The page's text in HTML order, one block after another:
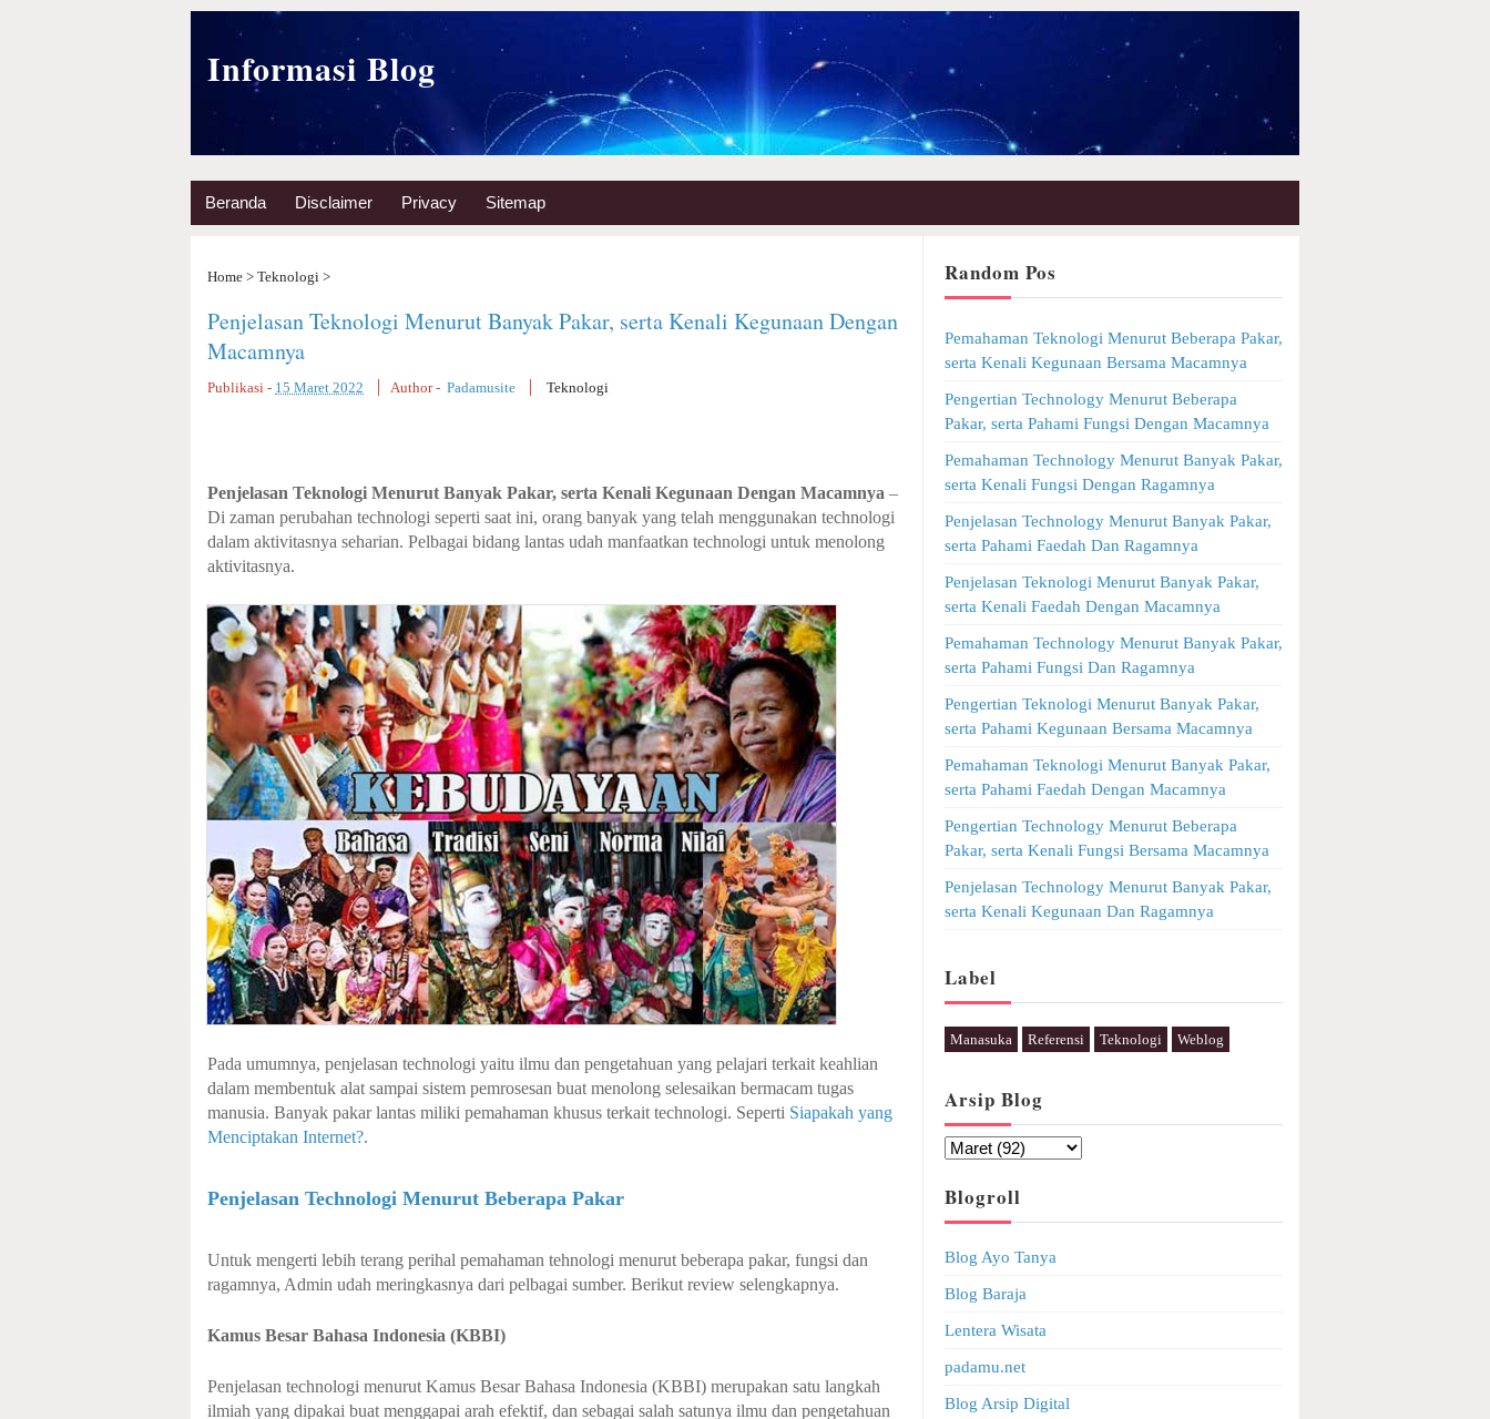
Informasi Blog
Beranda Disclaimer Privacy Sitemap
Home > Teknologi >
Penjelasan Teknologi Menurut Banyak Pakar, serta Kenali Kegunaan Dengan
Macamnya
Publikasi - 15 Maret 2022 Author - Padamusite Teknologi
Penjelasan Teknologi Menurut Banyak Pakar, serta Kenali Kegunaan Dengan Macamnya –
Di zaman perubahan technologi seperti saat ini, orang banyak yang telah menggunakan technologi
dalam aktivitasnya seharian. Pelbagai bidang lantas udah manfaatkan technologi untuk menolong
aktivitasnya.
Pada umumnya, penjelasan technologi yaitu ilmu dan pengetahuan yang pelajari terkait keahlian
dalam membentuk alat sampai sistem pemrosesan buat menolong selesaikan bermacam tugas
manusia. Banyak pakar lantas miliki pemahaman khusus terkait technologi. Seperti Siapakah yang
Menciptakan Internet?.
Penjelasan Technologi Menurut Beberapa Pakar
Untuk mengerti lebih terang perihal pemahaman tehnologi menurut beberapa pakar, fungsi dan
ragamnya, Admin udah meringkasnya dari pelbagai sumber. Berikut review selengkapnya.
Kamus Besar Bahasa Indonesia (KBBI)
Penjelasan technologi menurut Kamus Besar Bahasa Indonesia (KBBI) merupakan satu langkah
ilmiah yang dipakai buat menggapai arah efektif, dan sebagai salah satunya ilmu dan pengetahuan
Random Pos
Pemahaman Teknologi Menurut Beberapa Pakar,
serta Kenali Kegunaan Bersama Macamnya
Pengertian Technology Menurut Beberapa
Pakar, serta Pahami Fungsi Dengan Macamnya
Pemahaman Technology Menurut Banyak Pakar,
serta Kenali Fungsi Dengan Ragamnya
Penjelasan Technology Menurut Banyak Pakar,
serta Pahami Faedah Dan Ragamnya
Penjelasan Teknologi Menurut Banyak Pakar,
serta Kenali Faedah Dengan Macamnya
Pemahaman Technology Menurut Banyak Pakar,
serta Pahami Fungsi Dan Ragamnya
Pengertian Teknologi Menurut Banyak Pakar,
serta Pahami Kegunaan Bersama Macamnya
Pemahaman Teknologi Menurut Banyak Pakar,
serta Pahami Faedah Dengan Macamnya
Pengertian Technology Menurut Beberapa
Pakar, serta Kenali Fungsi Bersama Macamnya
Penjelasan Technology Menurut Banyak Pakar,
serta Kenali Kegunaan Dan Ragamnya
Label
Manasuka Referensi Teknologi Weblog
Arsip Blog
Blogroll
Blog Ayo Tanya
Blog Baraja
Lentera Wisata
padamu.net
Blog Arsip Digital